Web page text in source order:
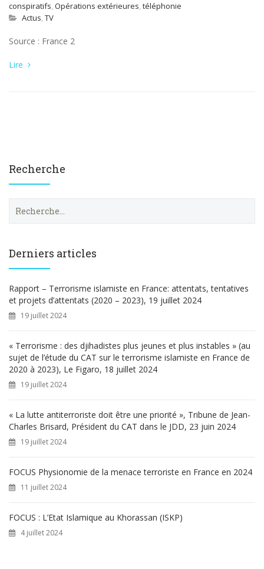
conspiratifs, Opérations extérieures, téléphonie
Actus, TV
Source : France 2
Lire
Recherche
e
h
e
r
Derniers articles
Rapport – Terrorisme islamiste en France: attentats, tentatives
et projets d’attentats (2020 – 2023), 19 juillet 2024
19 juillet 2024
« Terrorisme : des djihadistes plus jeunes et plus instables » (au
sujet de l’étude du CAT sur le terrorisme islamiste en France de
2020 à 2023), Le Figaro, 18 juillet 2024
19 juillet 2024
« La lutte antiterroriste doit être une priorité », Tribune de Jean-
Charles Brisard, Président du CAT dans le JDD, 23 juin 2024
19 juillet 2024
FOCUS Physionomie de la menace terroriste en France en 2024
11 juillet 2024
FOCUS : L’Etat Islamique au Khorassan (ISKP)
4 juillet 2024